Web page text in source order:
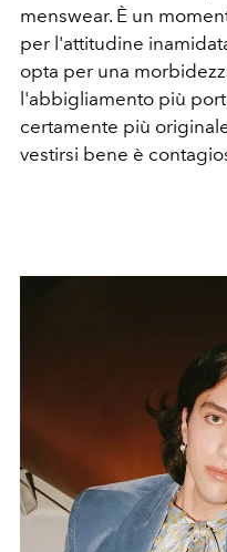
menswear. È un
per l'attitudine
opta per una
l'abbigliamento più
certamente più
vestirsi bene è